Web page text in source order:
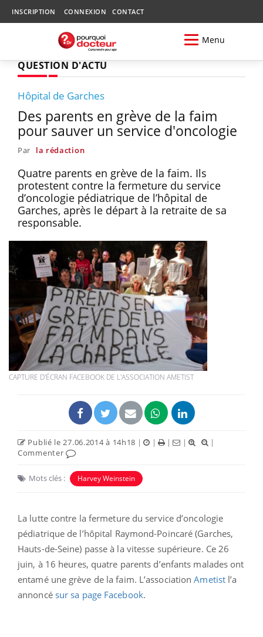
INSCRIPTION CONNEXION CONTACT
Menu
QUESTION D'ACTU
Hôpital de Garches
Des parents en grève de la faim
pour sauver un service d'oncologie
Par la rédaction
Quatre parents en grève de la faim. Ils
protestent contre la fermeture du service
d’oncologie pédiatrique de l’hôpital de
Garches, après le départ à la retraite de sa
responsable.
CAPTURE D'ÉCRAN FACEBOOK DE L'ASSOCIATION AMETIST
Publié le 27.06.2014 à 14h18 | | | |
|
Commenter
Mots clés : Harvey Weinstein
La lutte contre la fermeture du service d’oncologie
pédiatrique de l’hôpital Raymond-Poincaré (Garches,
Hauts-de-Seine) passe à la vitesse supérieure. Ce 26
juin, à 16 heures, quatre parents d’enfants malades ont
entamé une grève de la faim. L’associationAmetist l’a
annoncé sur sa page Facebook.